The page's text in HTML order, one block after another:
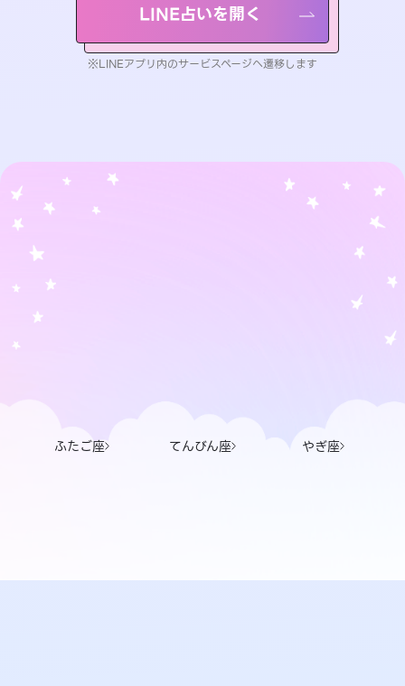
LINE占いを開く
※LINEアプリ内のサービスページへ遷移します
ふたご座 てんびん座 やぎ座